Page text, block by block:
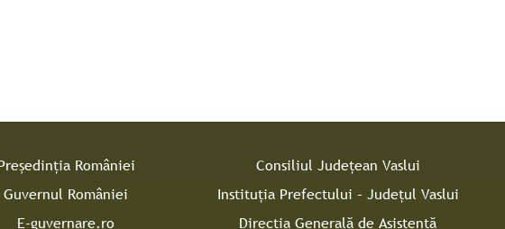
României
Guvernul României
E-guvernare.ro
Consiliul Judeţean Vaslui
Instituţia Prefectului – Judeţul Vaslui
Direcţia Generală de Asistenţă